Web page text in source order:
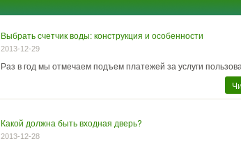
Выбрать счетчик воды: конструкция и особенности
2013-12-29
Раз в год мы отмечаем подъем платежей за услуги
Какой должна быть входная дверь?
2013-12-28